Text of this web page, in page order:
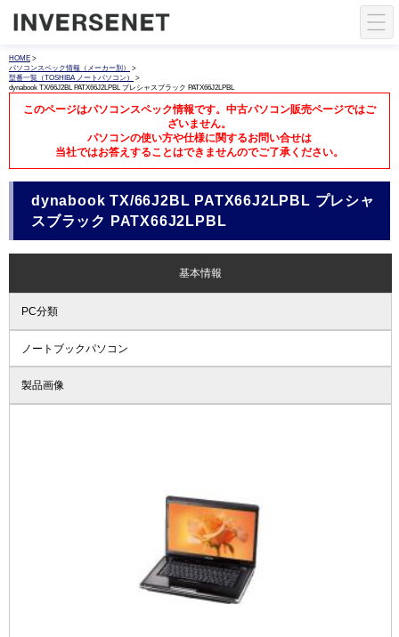
HOME >
パソコンスペック情報（メーカー別）
>
型番一覧（TOSHIBA ノートパソコン）
>
dynabook TX/66J2BL PATX66J2LPBL プレシャスブラック PATX66J2LPBL
このページはパソコンスペック情報です。中古パソコン販売ページではご
ざいません。
パソコンの使い方や仕様に関するお問い合せは
当社ではお答えすることはできませんのでご了承ください。
dynabook TX/66J2BL PATX66J2LPBL プレシャ
スブラック PATX66J2LPBL
基本情報
PC分類
ノートブックパソコン
製品画像